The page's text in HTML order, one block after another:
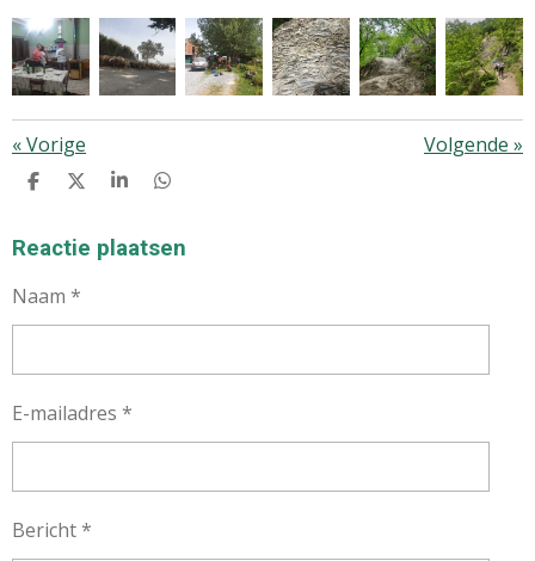
«Vorige Volgende »
D
E
D
L
S
R
D
E
Reactie plaatsen
Naam *
E-mailadres *
Bericht *